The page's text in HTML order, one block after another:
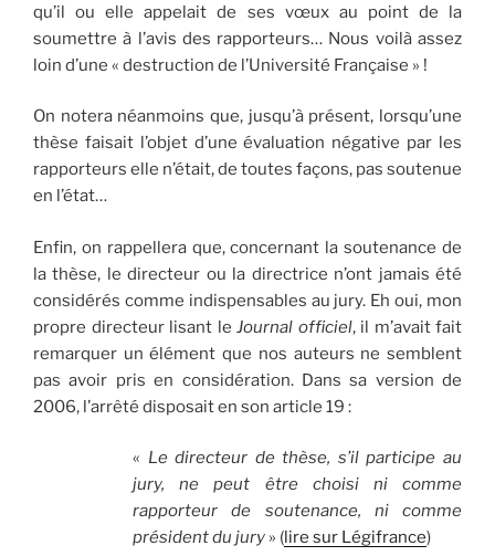
qu’il ou elle appelait de ses vœux au point de la
soumettre à l’avis des rapporteurs… Nous voilà assez
loin d’une « destruction de l’Université Française » !
On notera néanmoins que, jusqu’à présent, lorsqu’une
thèse faisait l’objet d’une évaluation négative par les
rapporteurs elle n’était, de toutes façons, pas soutenue
en l’état…
Enfin, on rappellera que, concernant la soutenance de
la thèse, le directeur ou la directrice n’ont jamais été
considérés comme indispensables au jury. Eh oui, mon
propre directeur lisant le Journal officiel, il m’avait fait
remarquer un élément que nos auteurs ne semblent
pas avoir pris en considération. Dans sa version de
2006, l’arrêté disposait en son article 19 :
« Le directeur de thèse, s’il participe au
jury, ne peut être choisi ni comme
rapporteur de soutenance, ni comme
président du jury » (lire sur Légifrance)